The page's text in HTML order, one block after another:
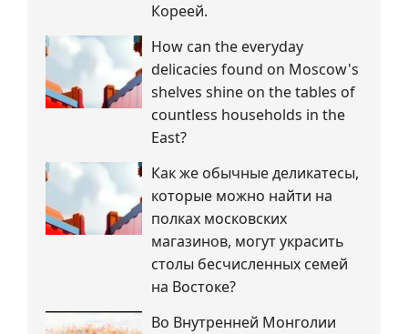
Кореей.
How can the everyday
delicacies found on Moscow's
shelves shine on the tables of
countless households in the
East?
Как же обычные деликатесы,
которые можно найти на
полках московских
магазинов, могут украсить
столы бесчисленных семей
на Востоке?
Во Внутренней Монголии